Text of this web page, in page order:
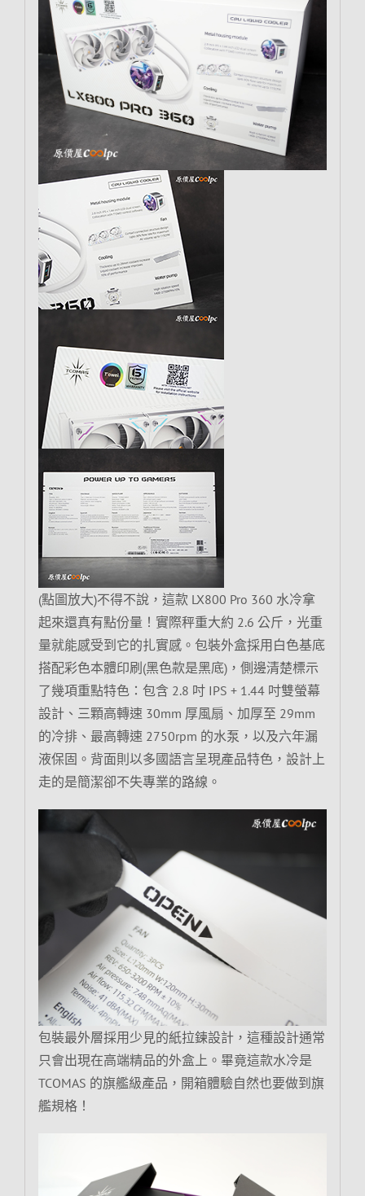
(點圖放大)不得不說，這款 LX800 Pro 360 水冷拿
起來還真有點份量！實際秤重大約 2.6 公斤，光重
量就能感受到它的扎實感。包裝外盒採用白色基底
搭配彩色本體印刷(黑色款是黑底)，側邊清楚標示
了幾項重點特色：包含 2.8 吋 IPS + 1.44 吋雙螢幕
設計、三顆高轉速 30mm 厚風扇、加厚至 29mm
的冷排、最高轉速 2750rpm 的水泵，以及六年漏
液保固。背面則以多國語言呈現產品特色，設計上
走的是簡潔卻不失專業的路線。
包裝最外層採用少見的紙拉鍊設計，這種設計通常
只會出現在高端精品的外盒上。畢竟這款水冷是
TCOMAS 的旗艦級產品，開箱體驗自然也要做到旗
艦規格！